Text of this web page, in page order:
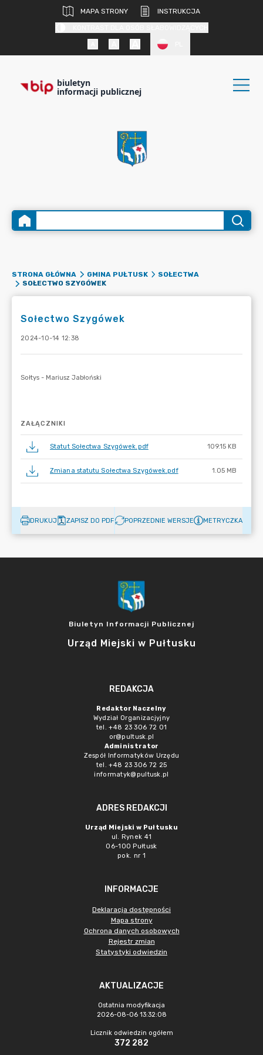
MAPA STRONY
INSTRUKCJA
biuletyn
informacji publicznej
STRONA GŁÓWNA GMINA PUŁTUSK
SOŁECTWA
SOŁECTWO SZYGÓWEK
Sołectwo Szygówek
2024-10-14 12:38
ZAŁĄCZNIKI
Statut Sołectwa Szygówek.pdf 109.15 KB
Zmiana statutu Sołectwa Szygówek.pdf 1.05 MB
DRUKUJ ZAPISZ DO PDF POPRZEDNIE WERSJE METRYCZKA
Biuletyn Informacji Publicznej
Urząd Miejski w Pułtusku
REDAKCJA
Redaktor Naczelny
Wydział Organizacjyjny
tel. +48 23 306 72 01
or@pultusk.pl
Administrator
Zespół Informatyków Urzędu
tel. +48 23 306 72 25
informatyk@pultusk.pl
ADRES REDAKCJI
Urząd Miejski w Pułtusku
ul. Rynek 41
06-100 Pułtusk
pok. nr 1
INFORMACJE
Deklaracja dostępności
Mapa strony
Ochrona danych osobowych
Rejestr zmian
Statystyki odwiedzin
AKTUALIZACJE
Ostatnia modyfikacja
2026-08-06 13:32:08
Licznik odwiedzin ogółem
372 282